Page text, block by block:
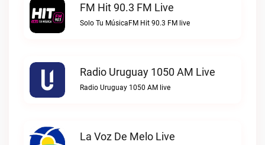
FM Hit 90.3 FM Live
Solo Tu MúsicaFM Hit 90.3 FM live
Radio Uruguay 1050 AM Live
Radio Uruguay 1050 AM live
La Voz De Melo Live